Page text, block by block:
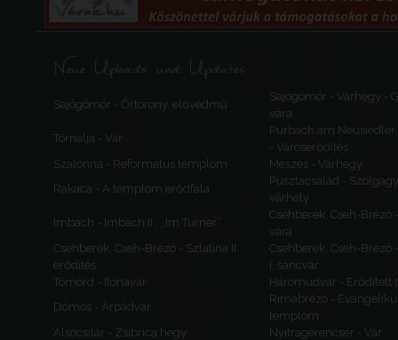
Neue Uploads und Updates
Sajógömör - Őrtorony, elővédmű
Sajógömör - Várhegy -
vára
Tornalja - Vár
Purbach am Neusiedler
- Városerődítés
Szalonna - Református templom
Meszes - Várhegy
Rakaca - A templom erődfala
Pusztacsalád -
várhely
Imbach - Imbach II., „Im Turner”
Csehberek, Cseh-Brézó
vára
Csehberek, Cseh-Brézó - Szlatina II.
erődítés
Csehberek, Cseh-Brézó
I. sáncvár
Tömörd - Ilonavár
Háromudvar - Erődített
Dömös - Árpádvár
Rimabrézó -
templom
Alsócsitár - Zsibrica hegy
Nyitragerencsér - Vár